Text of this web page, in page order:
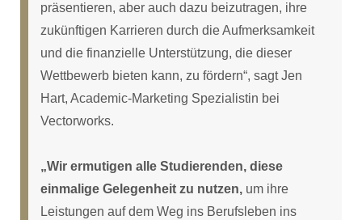
präsentieren, aber auch dazu beizutragen, ihre
zukünftigen Karrieren durch die Aufmerksamkeit
und die finanzielle Unterstützung, die dieser
Wettbewerb bieten kann, zu fördern“, sagt Jen
Hart, Academic-Marketing Spezialistin bei
Vectorworks.
„Wir ermutigen alle Studierenden, diese
einmalige Gelegenheit zu nutzen, um ihre
Leistungen auf dem Weg ins Berufsleben ins